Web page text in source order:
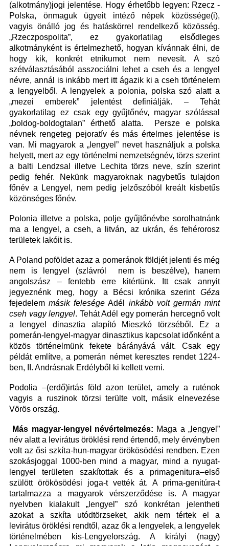
(alkotmány)jogi jelentése. Hogy érhetőbb legyen: Rzecz -
Polska, önmaguk ügyeit intéző népek közössége(i),
vagyis önálló jog és hatáskörrel rendelkező közösség.
„Rzeczpospolita”, ez gyakorlatilag elsődleges
alkotmányként is értelmezhető, hogyan kívánnak élni, de
hogy kik, konkrét etnikumot nem nevesít. A szó
szétválasztásából asszociálni lehet a cseh és a lengyel
névre, annál is inkább mert itt ágazik ki a cseh történelem
a lengyelből. A lengyelek a polonia, polska szó alatt a
„mezei emberek” jelentést definiálják. – Tehát
gyakorlatilag ez csak egy gyűjtőnév, magyar szólással
„boldog-boldogtalan” érthető alatta. Persze e polska
névnek rengeteg pejoratív és más értelmes jelentése is
van. Mi magyarok a „lengyel” nevet használjuk a polska
helyett, mert az egy történelmi nemzetségnév, törzs szerint
a balti Lendzsal illetve Lechita törzs neve, szín szerint
pedig fehér. Nekünk magyaroknak nagybetűs tulajdon
főnév a Lengyel, nem pedig jelzőszóból kreált kisbetűs
közönséges főnév.
Polonia illetve a polska, polje gyűjtőnévbe sorolhatnánk
ma a lengyel, a cseh, a litván, az ukrán, és fehérorosz
területek lakóit is.
A Poland poföldet azaz a pomeránok földjét jelenti és még
nem is lengyel (szlávról nem is beszélve), hanem
angolszász – fentebb erre kitértünk. Itt csak annyit
jegyeznénk meg, hogy a Bécsi krónika szerint Géza
fejedelemmásik felesége Adél inkább volt germán mint
cseh vagy lengyel. Tehát Adél egy pomerán hercegnő volt
a lengyel dinasztia alapító Mieszkó törzséből. Ez a
pomerán-lengyel-magyar dinasztikus kapcsolat időnként a
közös történelmünk fekete bárányává vált. Csak egy
példát említve, a pomerán német keresztes rendet 1224-
ben, II. Andrásnak Erdélyből ki kellett verni.
Podolia –(erdő)irtás föld azon terület, amely a ruténok
vagyis a ruszinok törzsi terülte volt, másik elnevezése
Vörös ország.
Más magyar-lengyel névértelmezés: Maga a „lengyel”
név alatt a levirátus öröklési rend értendő, mely érvényben
volt az ősi szkíta-hun-magyar örökösödési rendben. Ezen
szokásjoggal 1000-ben mind a magyar, mind a nyugat-
lengyel területen szakítottak és a primagenitura–első
szülött örökösödési joga-t vették át. A prima-genitúra-t
tartalmazza a magyarok vérszerződése is. A magyar
nyelvben kialakult „lengyel” szó konkrétan jelentheti
azokat a szkíta utódtörzseket, akik nem tértek el a
levirátus öröklési rendtől, azaz ők a lengyelek, a lengyelek
történelmében kis-Lengyelország. A királyi (nagy)